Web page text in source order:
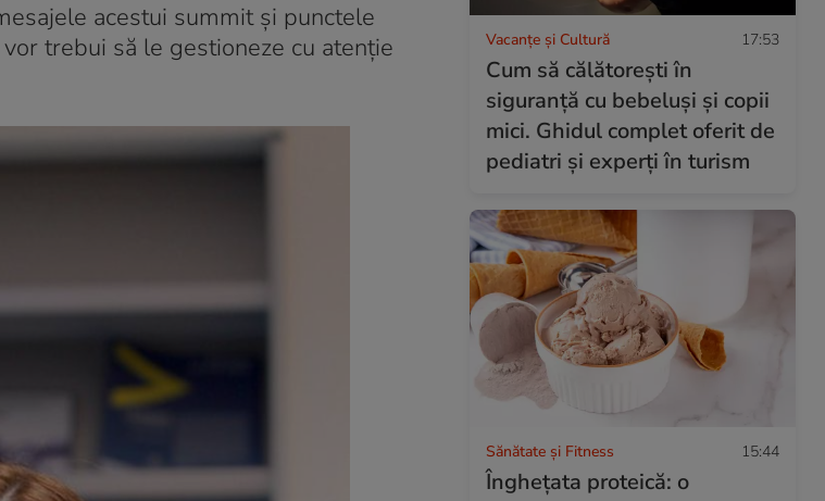
acestui summit și punctele
trebui să le gestioneze cu atenție
Vacanțe și Cultură 17:53
Cum să călătorești în
siguranță cu bebeluși și copii
mici. Ghidul complet oferit de
pediatri și experți în turism
Sănătate și Fitness 15:44
Înghețata proteică: o